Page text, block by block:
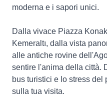
moderna e i sapori unici.
Dalla vivace Piazza
Kemeraltı, dalla vista
alle antiche rovine
sentire l'anima della città.
bus turistici e lo stress
sulla tua visita.